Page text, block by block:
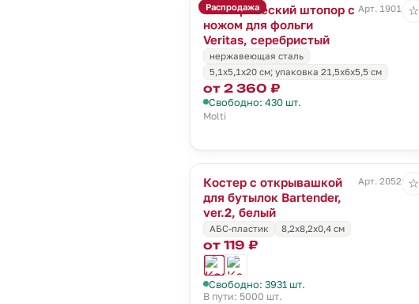
Распродажа
Электрический штопор с
ножом для фольги
Veritas, серебристый
Арт. 19011.10
нержавеющая сталь
5,1x5,1x20 см; упаковка 21,5х6х5,5 см
от 2 360 ₽
Свободно: 430 шт.
Molti
☆
Костер с открывашкой
для бутылок Bartender,
ver.2, белый
Арт. 20526.60
АБС-пластик 8,2x8,2x0,4 см
от 119 ₽
Свободно: 3931 шт.
В пути: 5000 шт.
☆